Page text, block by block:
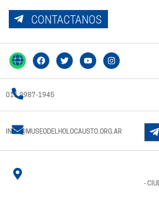
CONTACTANOS
011 3987-1945
INFO@MUSEODELHOLOCAUSTO.ORG.AR
-